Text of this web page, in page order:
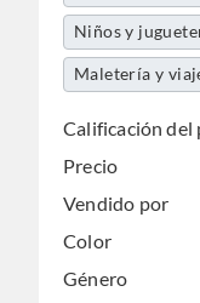
Niños y
Maletería y
Calificación del
Precio
Vendido por
Color
Género